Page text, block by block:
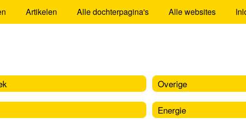
Artikelen Alle dochterpagina's Alle websites
Overige
Energie